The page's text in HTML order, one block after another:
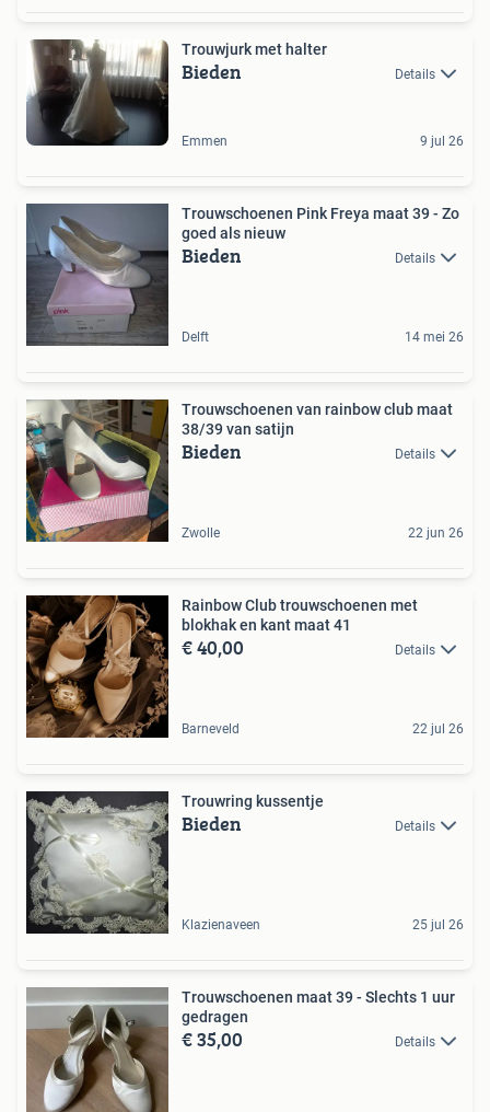
Trouwjurk met halter
Bieden Details
Emmen 9 jul 26
Trouwschoenen Pink Freya maat 39 - Zo
goed als nieuw
Bieden Details
Delft 14 mei 26
Trouwschoenen van rainbow club maat
38/39 van satijn
Bieden Details
Zwolle 22 jun 26
Rainbow Club trouwschoenen met
blokhak en kant maat 41
€ 40,00 Details
Barneveld 22 jul 26
Trouwring kussentje
Bieden Details
Klazienaveen 25 jul 26
Trouwschoenen maat 39 - Slechts 1 uur
gedragen
€ 35,00 Details